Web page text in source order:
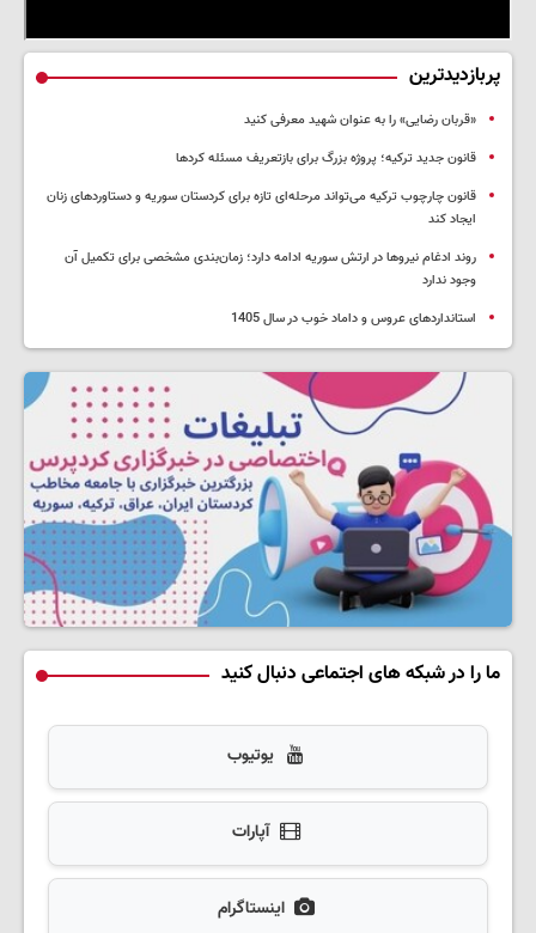
پربازدیدترین
«قربان رضایی» را به عنوان شهید معرفی کنید
قانون جدید ترکیه؛ پروژه بزرگ‌ برای بازتعریف مسئله کردها
قانون چارچوب ترکیه می‌تواند مرحله‌ای تازه برای کردستان سوریه و دستاوردهای زنان
ایجاد کند
روند ادغام نیروها در ارتش سوریه ادامه دارد؛ زمان‌بندی مشخصی برای تکمیل آن
وجود ندارد
استانداردهای عروس و داماد خوب در سال 1405
ما را در شبکه های اجتماعی دنبال کنید
یوتیوب
آپارات
اینستاگرام